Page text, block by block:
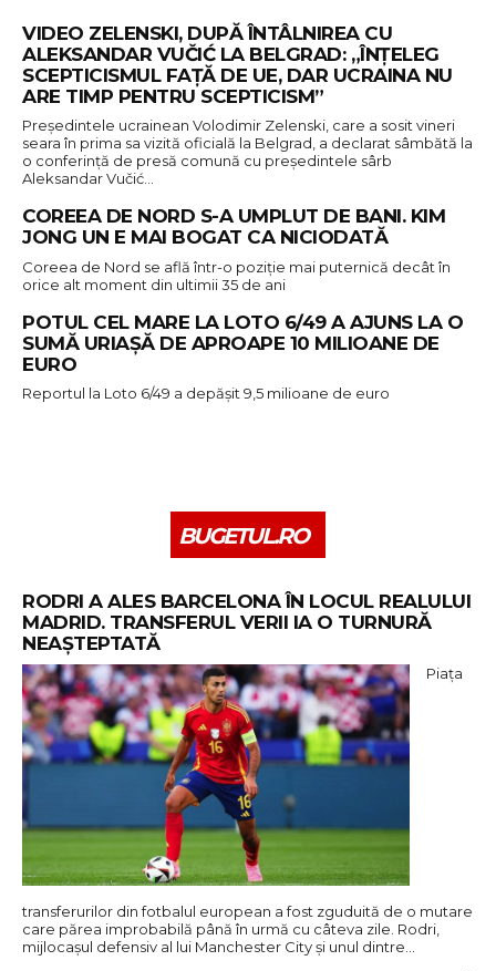
VIDEO ZELENSKI, DUPĂ ÎNTÂLNIREA CU
ALEKSANDAR VUČIĆ LA BELGRAD: „ÎNȚELEG
SCEPTICISMUL FAȚĂ DE UE, DAR UCRAINA NU
ARE TIMP PENTRU SCEPTICISM”
Preşedintele ucrainean Volodimir Zelenski, care a sosit vineri
seara în prima sa vizită oficială la Belgrad, a declarat sâmbătă la
o conferinţă de presă comună cu preşedintele sârb
Aleksandar Vučić…
COREEA DE NORD S-A UMPLUT DE BANI. KIM
JONG UN E MAI BOGAT CA NICIODATĂ
Coreea de Nord se află într-o poziție mai puternică decât în
orice alt moment din ultimii 35 de ani
POTUL CEL MARE LA LOTO 6/49 A AJUNS LA O
SUMĂ URIAȘĂ DE APROAPE 10 MILIOANE DE
EURO
Reportul la Loto 6/49 a depășit 9,5 milioane de euro
BUGETUL.RO
RODRI A ALES BARCELONA ÎN LOCUL REALULUI
MADRID. TRANSFERUL VERII IA O TURNURĂ
NEAȘTEPTATĂ
Piața
transferurilor din fotbalul european a fost zguduită de o mutare
care părea improbabilă până în urmă cu câteva zile. Rodri,
mijlocașul defensiv al lui Manchester City și unul dintre…